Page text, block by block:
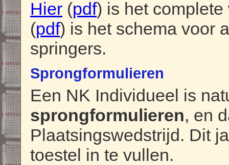
Hier (pdf) is het
(pdf) is het schema voor
springers.
Sprongformulieren
Een NK Individueel is
sprongformulieren, en
Plaatsingswedstrijd. Dit
toestel in te vullen.